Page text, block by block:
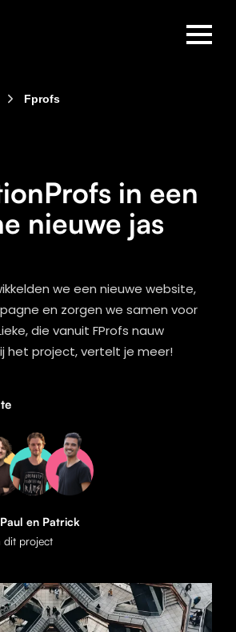
Fprofs
in een
nieuwe jas
we een nieuwe website,
en zorgen we samen voor
die vanuit FProfs nauw
het project, vertelt je meer!
en Patrick
dit project